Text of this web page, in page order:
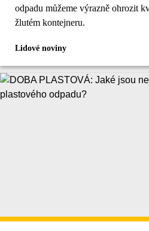
odpadu můžeme výrazně ohrozit
žlutém kontejneru.
Lidové noviny